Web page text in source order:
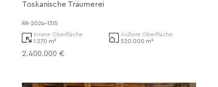
Toskanische Träumerei
RR-2024-1315
Innere Oberfläche
1.270 m²
Äußere Oberfläche
520.000 m²
2.400.000 €